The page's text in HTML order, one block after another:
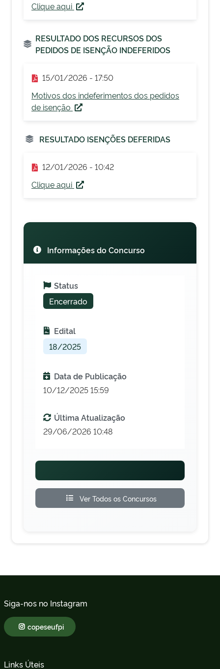
Clique aqui
RESULTADO DOS RECURSOS DOS
PEDIDOS DE ISENÇÃO INDEFERIDOS
15/01/2026 - 17:50
Motivos dos indeferimentos dos pedidos
de isenção
RESULTADO ISENÇÕES DEFERIDAS
12/01/2026 - 10:42
Clique aqui
Informações do Concurso
Status
Encerrado
Edital
18/2025
Data de Publicação
10/12/2025 15:59
Última Atualização
29/06/2026 10:48
Ver Todos os Concursos
Siga-nos no Instagram
copeseufpi
Links Úteis